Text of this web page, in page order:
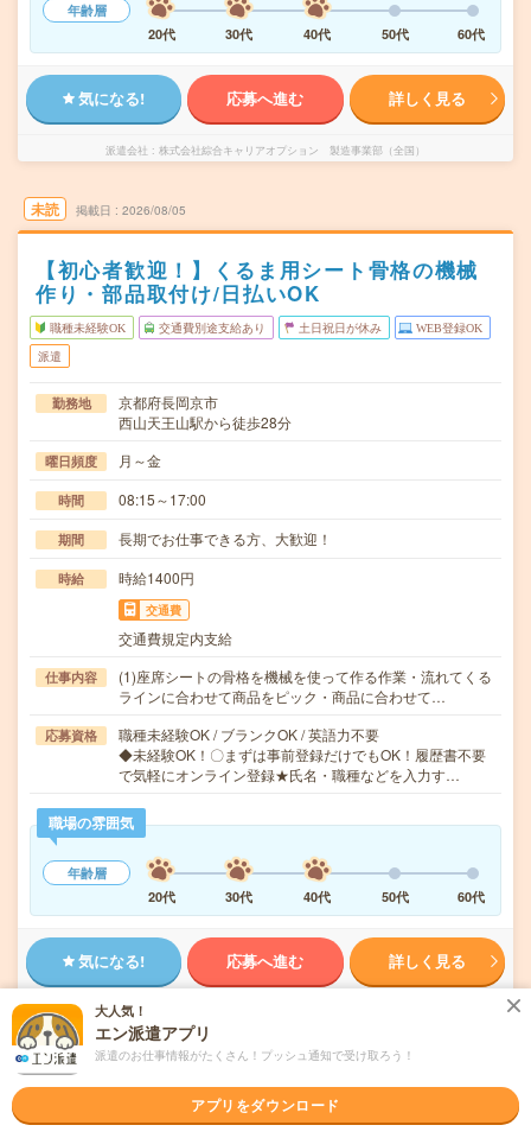
年齢層
20代
30代 40代 50代 60代
気になる! 応募へ進む 詳しく見る
派遣会社 株式会社綜合キャリアオプション 製造事業部（全国）
未読 掲載日 2026/08/05
【初心者歓迎！】くるま用シート骨格の機械
作り・部品取付け/日払いOK
職種未経験OK 交通費別途支給あり 土日祝日が休み WEB登録OK
派遣
勤務地
京都府長岡京市
西山天王山駅から徒歩28分
曜日頻度 月～金
時間 08:15～17:00
期間 長期でお仕事できる方、大歓迎！
時給 時給1400円
交通費
交通費規定内支給
仕事内容
(1)座席シートの骨格を機械を使って作る作業・流れてくる
ラインに合わせて商品をピック・商品に合わせて…
応募資格
職種未経験OK / ブランクOK / 英語力不要
◆未経験OK！〇まずは事前登録だけでもOK！履歴書不要
で気軽にオンライン登録★氏名・職種などを入力す…
職場の雰囲気
年齢層
20代
30代 40代 50代 60代
気になる! 応募へ進む 詳しく見る
派遣会社
未読 掲載日
【経験者×ブラッシュUP！】食品包装機械部
大人気！
エン派遣アプリ
派遣のお仕事情報がたくさん！プッシュ通知で受け取ろう！
アプリをダウンロード